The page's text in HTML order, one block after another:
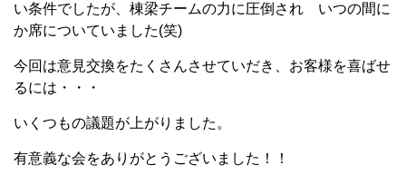
い条件でしたが、棟梁チームの力に圧倒され いつの間に
か席についていました(笑)
今回は意見交換をたくさんさせていだき、お客様を喜ばせ
るには・・・
いくつもの議題が上がりました。
有意義な会をありがとうございました！！